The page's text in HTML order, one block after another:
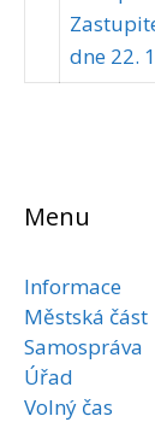
dne 22.
Menu
Informace
Městská část
Samospráva
Úřad
Volný čas